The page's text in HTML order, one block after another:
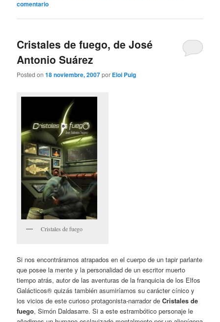
comentario
Cristales de fuego, de José
Antonio Suárez
Posted on18 noviembre, 2007por Eloi Puig
Cristales de fuego
Si nos encontráramos atrapados en el cuerpo de un tapir parlante
que posee la mente y la personalidad de un escritor muerto
tiempo atrás, autor de las aventuras de la franquicia de los Elfos
Galácticos® quizás también asumiríamos su carácter cínico y
los vicios de este curioso protagonista-narrador deCristales de
fuego, Simón Daldasarre. Si a este estrambótico personaje le